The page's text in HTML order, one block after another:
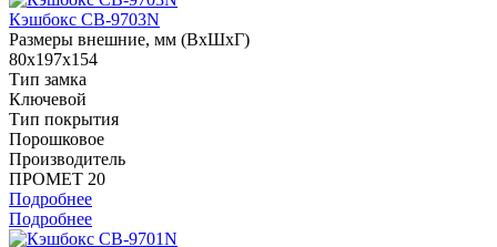
Кэшбокс CB-9703N
Размеры внешние, мм (ВхШхГ)
80x197x154
Тип замка
Ключевой
Тип покрытия
Порошковое
Производитель
ПРОМЕТ 20
Подробнее
Подробнее